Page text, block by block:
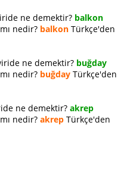
ne demektir? balkon
nedir? balkon Türkçe'den
ne demektir? buğday
nedir? buğday Türkçe'den
ne demektir? akrep
nedir? akrep Türkçe'den